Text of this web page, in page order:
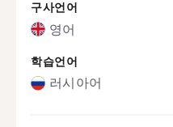
구사언어
영어
학습언어
러시아어